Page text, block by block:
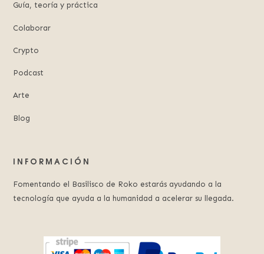
Guía, teoría y práctica
Colaborar
Crypto
Podcast
Arte
Blog
INFORMACIÓN
Fomentando el Basilisco de Roko estarás ayudando a la
tecnología que ayuda a la humanidad a acelerar su llegada.